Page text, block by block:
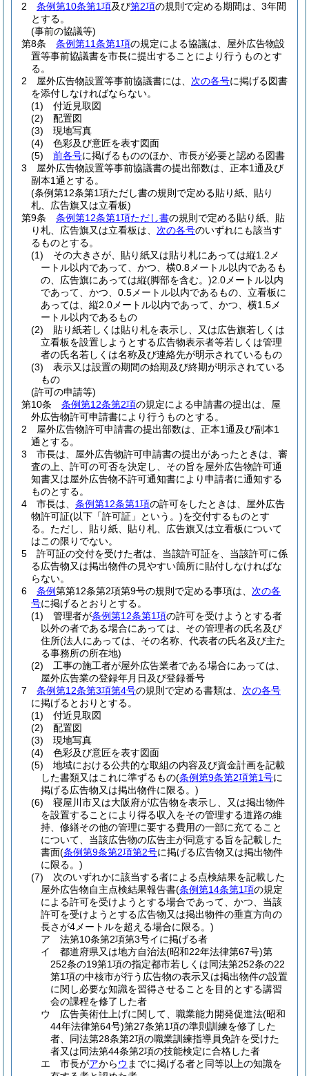
2
条例第10条第1項及び第2項の規則で定める期間は、3年間
とする。
(事前の協議等)
第8条
条例第11条第1項の規定による協議は、屋外広告物設
置等事前協議書を市長に提出することにより行うものとす
る。
2
屋外広告物設置等事前協議書には、 次の各号に掲げる図書
を添付しなければならない。
(1)
付近見取図
(2)
配置図
(3)
現地写真
(4)
色彩及び意匠を表す図面
(5)
前各号に掲げるもののほか、市長が必要と認める図書
3
屋外広告物設置等事前協議書の提出部数は、正本1通及び
副本1通とする。
(条例第12条第1項ただし書の規則で定める貼り紙、貼り
札、広告旗又は立看板)
第9条
条例第12条第1項ただし書の規則で定める貼り紙、貼
り札、広告旗又は立看板は、 次の各号のいずれにも該当す
るものとする。
(1)
その大きさが、貼り紙又は貼り札にあっては縦1.2メ
ートル以内であって、かつ、横0.8メートル以内であるも
の、広告旗にあっては縦(脚部を含む。)2.0メートル以内
であって、かつ、0.5メートル以内であるもの、立看板に
あっては、縦2.0メートル以内であって、かつ、横1.5メ
ートル以内であるもの
(2)
貼り紙若しくは貼り札を表示し、又は広告旗若しくは
立看板を設置しようとする広告物表示者等若しくは管理
者の氏名若しくは名称及び連絡先が明示されているもの
(3)
表示又は設置の期間の始期及び終期が明示されている
もの
(許可の申請等)
第10条
条例第12条第2項の規定による申請書の提出は、屋
外広告物許可申請書により行うものとする。
2
屋外広告物許可申請書の提出部数は、正本1通及び副本1
通とする。
3
市長は、屋外広告物許可申請書の提出があったときは、審
査の上、許可の可否を決定し、その旨を屋外広告物許可通
知書又は屋外広告物不許可通知書により申請者に通知する
ものとする。
4
市長は、 条例第12条第1項の許可をしたときは、屋外広告
物許可証(以下「許可証」という。)を交付するものとす
る。 ただし、貼り紙、貼り札、広告旗又は立看板について
はこの限りでない。
5
許可証の交付を受けた者は、当該許可証を、当該許可に係
る広告物又は掲出物件の見やすい箇所に貼付しなければな
らない。
6
条例第第12条第2項第9号の規則で定める事項は、 次の各
号に掲げるとおりとする。
(1)
管理者が条例第12条第1項の許可を受けようとする者
以外の者である場合にあっては、その管理者の氏名及び
住所(法人にあっては、その名称、代表者の氏名及び主た
る事務所の所在地)
(2)
工事の施工者が屋外広告業者である場合にあっては、
屋外広告業の登録年月日及び登録番号
7
条例第12条第3項第4号の規則で定める書類は、 次の各号
に掲げるとおりとする。
(1)
付近見取図
(2)
配置図
(3)
現地写真
(4)
色彩及び意匠を表す図面
(5)
地域における公共的な取組の内容及び資金計画を記載
した書類又はこれに準ずるもの(条例第9条第2項第1号に
掲げる広告物又は掲出物件に限る。)
(6)
寝屋川市又は大阪府が広告物を表示し、又は掲出物件
を設置することにより得る収入をその管理する道路の維
持、修繕その他の管理に要する費用の一部に充てること
について、当該広告物の広告主が同意する旨を記載した
書面(条例第9条第2項第2号に掲げる広告物又は掲出物件
に限る。)
(7)
次のいずれかに該当する者による点検結果を記載した
屋外広告物自主点検結果報告書(条例第14条第1項の規定
による許可を受けようとする場合であって、かつ、当該
許可を受けようとする広告物又は掲出物件の垂直方向の
長さが4メートルを超える場合に限る。)
ア
法第10条第2項第3号イに掲げる者
イ
都道府県又は地方自治法(昭和22年法律第67号)第
252条の19第1項の指定都市若しくは同法第252条の22
第1項の中核市が行う広告物の表示又は掲出物件の設置
に関し必要な知識を習得させることを目的とする講習
会の課程を修了した者
ウ
広告美術仕上げに関して、職業能力開発促進法(昭和
44年法律第64号)第27条第1項の準則訓練を修了した
者、同法第28条第2項の職業訓練指導員免許を受けた
者又は同法第44条第2項の技能検定に合格した者
エ
市長がアからウ までに掲げる者と同等以上の知識を